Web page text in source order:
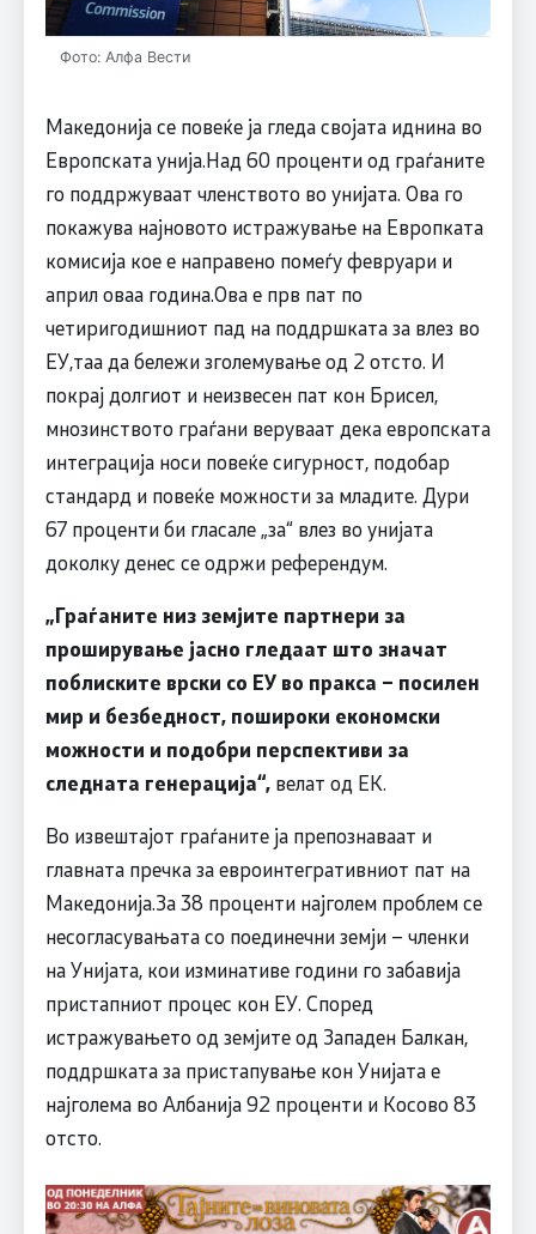
Фото: Алфа Вести
Македонија се повеќе ја гледа својата иднина во
Европската унија.Над 60 проценти од граѓаните
го поддржуваат членството во унијата. Ова го
покажува најновото истражување на Европката
комисија кое е направено помеѓу февруари и
април оваа година.Ова е прв пат по
четиригодишниот пад на поддршката за влез во
ЕУ,таа да бележи зголемување од 2 отсто. И
покрај долгиот и неизвесен пат кон Брисел,
мнозинството граѓани веруваат дека европската
интеграција носи повеќе сигурност, подобар
стандард и повеќе можности за младите. Дури
67 проценти би гласале „за“ влез во унијата
доколку денес се одржи референдум.
„Граѓаните низ земјите партнери за
проширување јасно гледаат што значат
поблиските врски со ЕУ во пракса – посилен
мир и безбедност, пошироки економски
можности и подобри перспективи за
следната генерација“,велат од ЕК.
Во извештајот граѓаните ја препознаваат и
главната пречка за евроинтегративниот пат на
Македонија.За 38 проценти најголем проблем се
несогласувањата со поединечни земји – членки
на Унијата, кои изминативе години го забавија
пристапниот процес кон ЕУ. Според
истражувањето од земјите од Западен Балкан,
поддршката за пристапување кон Унијата е
најголема во Албанија 92 проценти и Косово 83
отсто.